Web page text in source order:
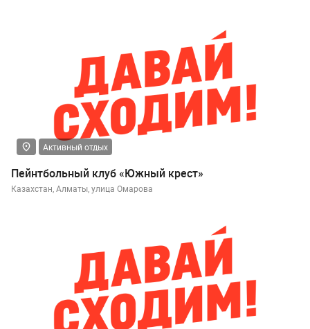
Активный отдых
Пейнтбольный клуб «Южный крест»
Казахстан, Алматы, улица Омарова